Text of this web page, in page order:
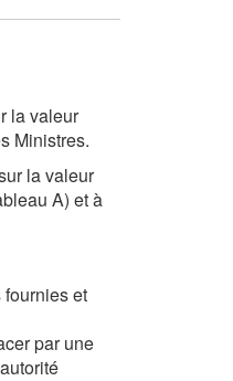
la valeur
Ministres.
la valeur
A) et à
et
par une